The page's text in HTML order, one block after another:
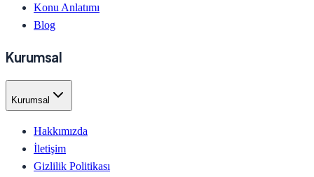
Konu Anlatımı
Blog
Kurumsal
Kurumsal
Hakkımızda
İletişim
Gizlilik Politikası